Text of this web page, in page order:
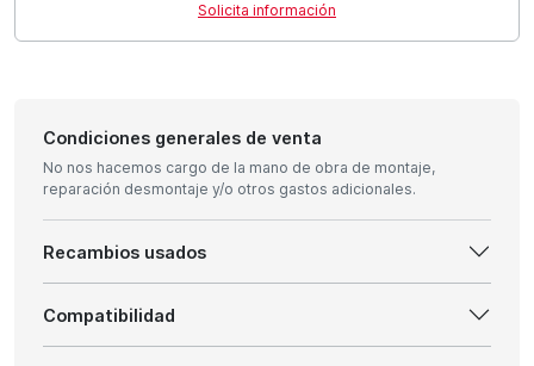
Solicita información
Condiciones generales de venta
No nos hacemos cargo de la mano de obra de montaje,
reparación desmontaje y/o otros gastos adicionales.
Recambios usados
Compatibilidad